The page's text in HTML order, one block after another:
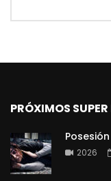
PRÓXIMOS SUPER
2026